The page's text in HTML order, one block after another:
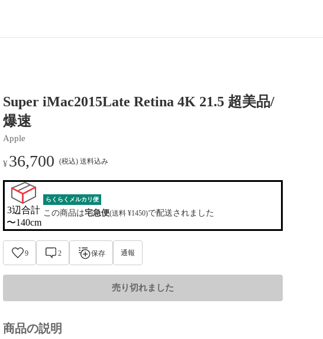
Super iMac2015Late Retina 4K 21.5 超美品/
爆速
Apple
¥ 36,700 (税込) 送料込み
3辺合計
〜140cm
らくらくメルカリ便
この商品は宅急便(送料 ¥1450)で配送されました
9 2 保存 通報
売り切れました
商品の説明